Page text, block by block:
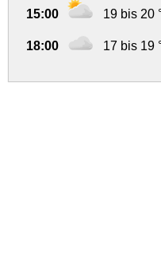
15:00 19 bis 20
18:00 17 bis 19